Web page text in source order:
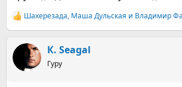
Р
е
к
ц
и
Шахерезада, Маша Дульская и Владимир
К. Seagal
Гуру